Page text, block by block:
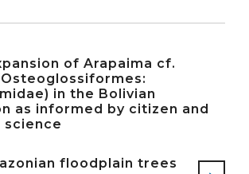
of Arapaima cf.
in the Bolivian
as informed by citizen and
science
floodplain trees